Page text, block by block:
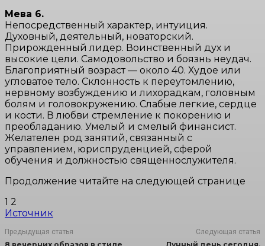
Мева 6.
Непосредственный характер, интуиция.
Духовный, деятельный, новаторский.
Прирожденный лидер. Воинственный дух и
высокие цели. Самодовольство и боязнь неудач.
Благоприятный возраст — около 40. Худое или
угловатое тело. Склонность к переутомлению,
нервному возбуждению и лихорадкам, головным
болям и головокружению. Слабые легкие, сердце
и кости. В любви стремление к покорению и
преобладанию. Умелый и смелый финансист.
Желателен род занятий, связанный с
управлением, юриспруденцией, сферой
обучения и должностью священнослужителя.
Продолжение читайте на следующей странице
1 2
Источник
Предыдущая статья Следующая статья